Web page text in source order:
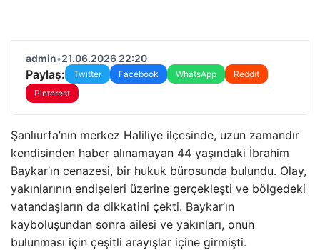
admin•21.06.2026 22:20
Paylaş: Twitter Facebook WhatsApp
Reddit
Pinterest
Şanlıurfa’nın merkez Haliliye ilçesinde, uzun zamandır
kendisinden haber alınamayan 44 yaşındaki İbrahim
Baykar’ın cenazesi, bir hukuk bürosunda bulundu. Olay,
yakınlarının endişeleri üzerine gerçekleşti ve bölgedeki
vatandaşların da dikkatini çekti. Baykar’ın
kayboluşundan sonra ailesi ve yakınları, onun
bulunması için çeşitli arayışlar içine girmişti.